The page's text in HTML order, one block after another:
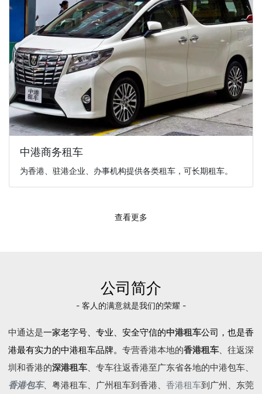
中港商务租车
为香港、驻港企业、办事机构提供各类租车，可长期租车。
查看更多
公司简介
- 客人的满意就是我们的荣耀 -
中通达是一家老字号、专业、安全守信的中港租车公司，也是香
港最有实力的中港租车品牌。 专营香港本地的香港租车、往返深
圳和香港的深港租车、专车往返香港至广东省各地的中港包车、
香港包车、 粤港租车、广州租车到香港、 香港租车到广州、东莞